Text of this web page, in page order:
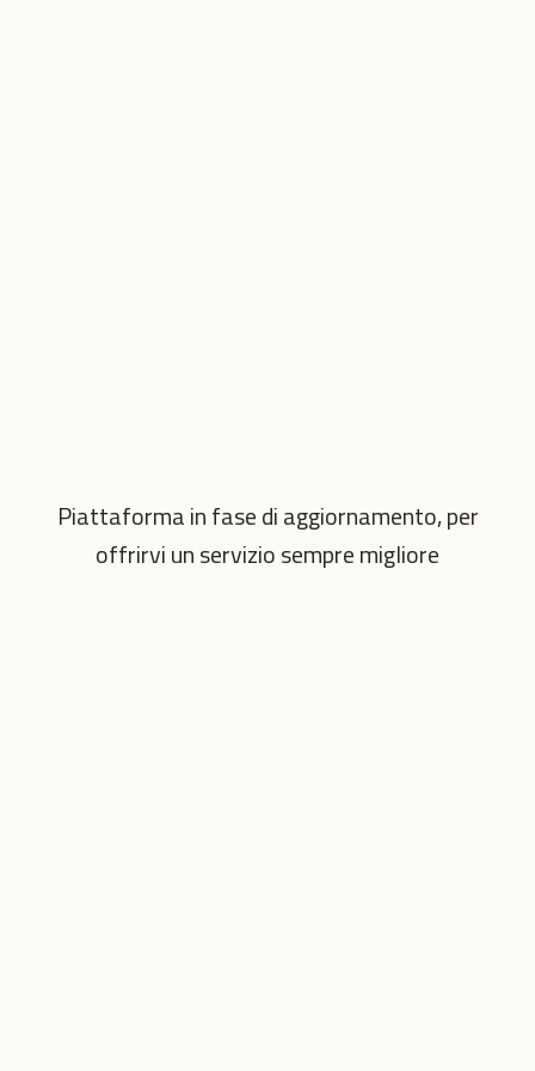
Piattaforma in fase di aggiornamento, per
offrirvi un servizio sempre migliore